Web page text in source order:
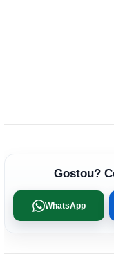
Gostou?
WhatsApp